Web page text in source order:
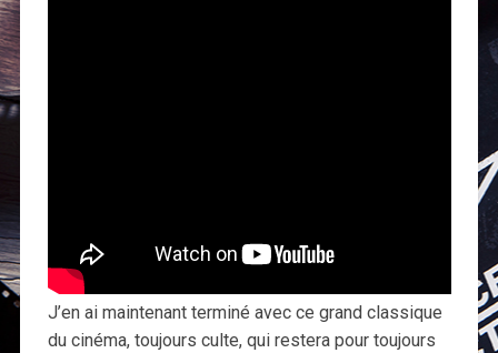
J’en ai maintenant terminé avec ce grand classique
du cinéma, toujours culte, qui restera pour toujours